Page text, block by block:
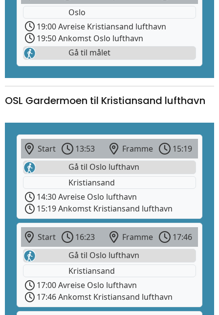
Oslo
19:00 Avreise Kristiansand lufthavn
19:50 Ankomst Oslo lufthavn
Gå til målet
OSL Gardermoen til Kristiansand lufthavn
Start 13:53 Framme
15:19
Gå til Oslo lufthavn
Kristiansand
14:30 Avreise Oslo lufthavn
15:19 Ankomst Kristiansand lufthavn
Start 16:23 Framme
17:46
Gå til Oslo lufthavn
Kristiansand
17:00 Avreise Oslo lufthavn
17:46 Ankomst Kristiansand lufthavn